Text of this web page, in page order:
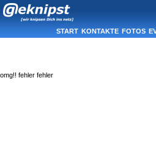
START KONTAKTE FOTOS
omg!! fehler fehler